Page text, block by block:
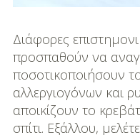
Διάφορες
προσπαθούν να
ποσοτικοποιήσουν
αλλεργιογόνων και
αποικίζουν το
σπίτι. Εξάλλου,